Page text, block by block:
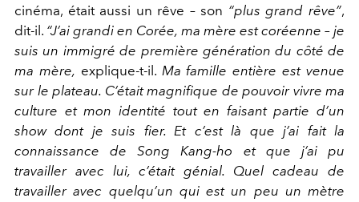
cinéma, était aussi un rêve – son “plus grand rêve”,
dit-il. “J’ai grandi en Corée, ma mère est coréenne – je
suis un immigré de première génération du côté de
ma mère, explique-t-il. Ma famille entière est venue
sur le plateau. C’était magnifique de pouvoir vivre ma
culture et mon identité tout en faisant partie d’un
show dont je suis fier. Et c’est là que j’ai fait la
connaissance de Song Kang-ho et que j’ai pu
travailler avec lui, c’était génial. Quel cadeau de
travailler avec quelqu’un qui est un peu un mètre